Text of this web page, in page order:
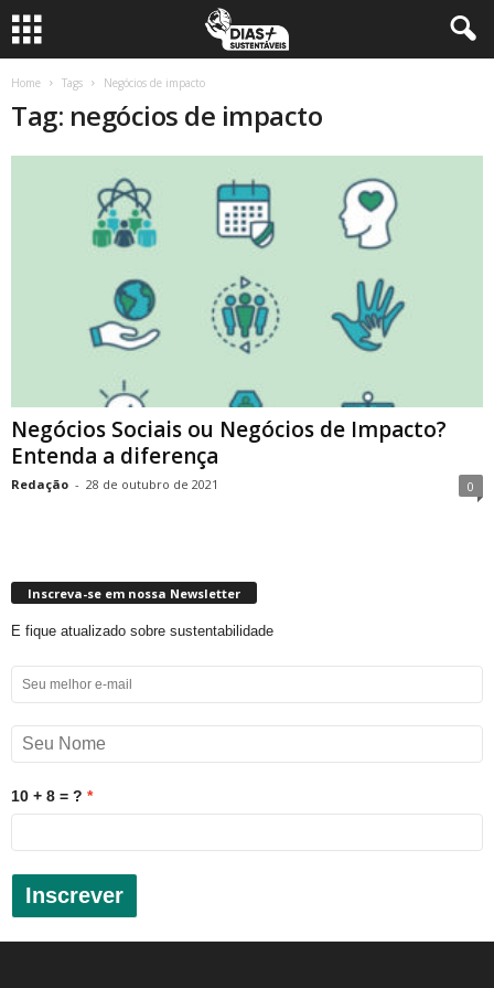
Home Tags Negócios de impacto
Tag: negócios de impacto
Negócios Sociais ou Negócios de Impacto?
Entenda a diferença
Redação - 28 de outubro de 2021 0
Inscreva-se em nossa Newsletter
E fique atualizado sobre sustentabilidade
10 + 8 = ?
Inscrever